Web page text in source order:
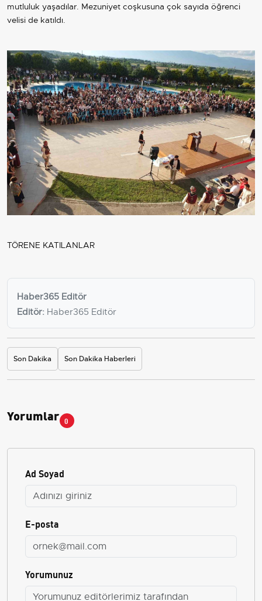
mutluluk yaşadılar. Mezuniyet coşkusuna çok sayıda öğrenci
velisi de katıldı.
TÖRENE KATILANLAR
Haber365 Editör
Editör: Haber365 Editör
Son Dakika Son Dakika Haberleri
Yorumlar 0
Ad Soyad
E-posta
Yorumunuz